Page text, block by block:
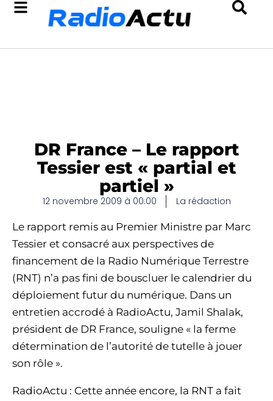
DR France – Le rapport
Tessier est « partial et
partiel »
12 novembre 2009 à 00:00 La rédaction
Le rapport remis au Premier Ministre par Marc
Tessier et consacré aux perspectives de
financement de la Radio Numérique Terrestre
(RNT) n’a pas fini de bouscluer le calendrier du
déploiement futur du numérique. Dans un
entretien accrodé à RadioActu, Jamil Shalak,
président de DR France, souligne « la ferme
détermination de l’autorité de tutelle à jouer
son rôle ».
RadioActu : Cette année encore, la RNT a fait